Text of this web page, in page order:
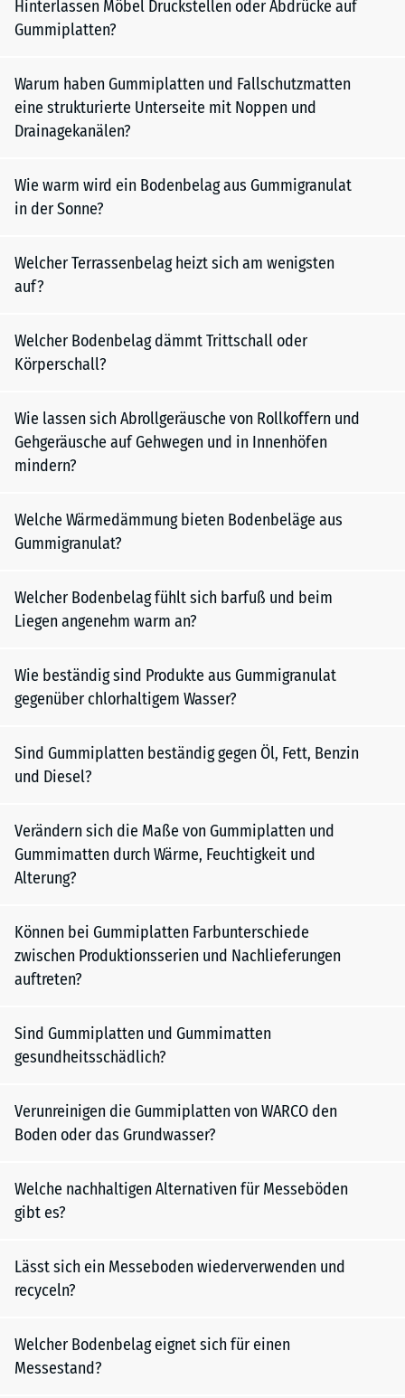
Hinterlassen Möbel Druckstellen oder Abdrücke auf
Gummiplatten?
Warum haben Gummiplatten und Fallschutzmatten
eine strukturierte Unterseite mit Noppen und
Drainagekanälen?
Wie warm wird ein Bodenbelag aus Gummigranulat
in der Sonne?
Welcher Terrassenbelag heizt sich am wenigsten
auf?
Welcher Bodenbelag dämmt Trittschall oder
Körperschall?
Wie lassen sich Abrollgeräusche von Rollkoffern und
Gehgeräusche auf Gehwegen und in Innenhöfen
mindern?
Welche Wärmedämmung bieten Bodenbeläge aus
Gummigranulat?
Welcher Bodenbelag fühlt sich barfuß und beim
Liegen angenehm warm an?
Wie beständig sind Produkte aus Gummigranulat
gegenüber chlorhaltigem Wasser?
Sind Gummiplatten beständig gegen Öl, Fett, Benzin
und Diesel?
Verändern sich die Maße von Gummiplatten und
Gummimatten durch Wärme, Feuchtigkeit und
Alterung?
Können bei Gummiplatten Farbunterschiede
zwischen Produktionsserien und Nachlieferungen
auftreten?
Sind Gummiplatten und Gummimatten
gesundheitsschädlich?
Verunreinigen die Gummiplatten von WARCO den
Boden oder das Grundwasser?
Welche nachhaltigen Alternativen für Messeböden
gibt es?
Lässt sich ein Messeboden wiederverwenden und
recyceln?
Welcher Bodenbelag eignet sich für einen
Messestand?